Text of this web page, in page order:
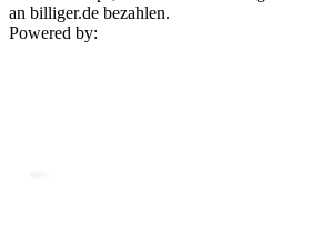
an billiger.de bezahlen.
Powered by: